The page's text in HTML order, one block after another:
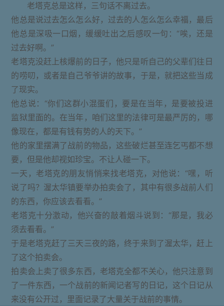
老塔克总是这样，三句话不离过去。
他总是说过去怎么怎么好，过去的人怎么怎么幸福，最后
他总是深吸一口烟，缓缓吐出之后感叹一句：“唉，还是
过去好啊。”
老塔克没赶上核爆前的日子，他只是听自己的父辈们往日
的唠叨，或者是自己爷爷讲的故事，于是，就把这些当成
了现实。
他总说：“你们这群小混蛋们，要是在当年，是要被投进
监狱里面的。在当年，咱们这里的法律可是最严厉的，哪
像现在，都是有钱有势的人的天下。”
他的家里摆满了战前的物品，这些破烂甚至连乞丐都不想
要，但是他却视如珍宝。不让人碰一下。
一天，老塔克的朋友悄悄来找老塔克，对他说：“嘿，听
说了吗？渥太华镇要举办拍卖会了，其中有很多战前人们
的东西，你应该去看看。”
老塔克十分激动，他兴奋的敲着烟斗说到：“那是，我必
须去看看。”
于是老塔克赶了三天三夜的路，终于来到了渥太华，赶上
了这个拍卖会。
拍卖会上卖了很多东西，老塔克全都不关心，他只注意到
了一件东西，一个战前的新闻记者写的日记，这个日记从
来没有公开过，里面记录了大量关于战前的事情。